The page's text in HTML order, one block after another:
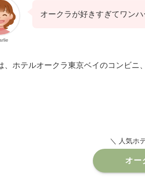
オークラが好きすぎてワン
、ホテルオークラ東京ベイのコンビニ
＼ 人気ホ
オー